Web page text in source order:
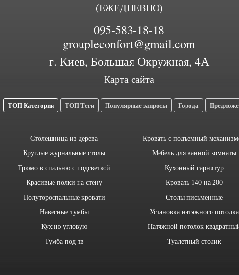
(ЕЖЕДНЕВНО)
095-583-18-18
groupleconfort@gmail.com
г. Киев, Большая Окружная, 4А
Карта сайта
ТОП Категории ТОП Теги Популярные запросы Города
Столешница из дерева
Круглые журнальные столы
Трюмо в спальню с подсветкой
Красивые полки на стену
Полутороспальные кровати
Навесные тумбы
Кухню угловую
Тумба под тв
Кровать с подъемный
Мебель для ванной комнаты
Кухонный гарнитур
Кровать 140 на 200
Столы письменные
Установка натяжного потолка
Натяжной потолок
Туалетный столик